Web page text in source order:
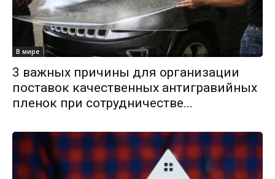
В мире
3 важных причины для организации
поставок качественных антигравийных
пленок при сотрудничестве...